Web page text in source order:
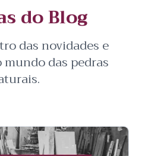
do Blog
das novidades e
das pedras